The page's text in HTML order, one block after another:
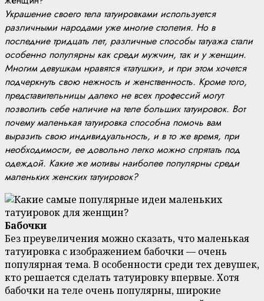
Украшение своего тела татуировками используется
различными народами уже многие столетия. Но в
последние тридцать лет, различные способы татуажа стали
особенно популярны как среди мужчин, так и у женщин.
Многим девушкам нравятся «татушки», и при этом хочется
подчеркнуть свою нежность и женственность. Кроме того,
представительницы далеко не всех профессий могут
позволить себе наличие на теле больших татуировок. Вот
почему маленькая татуировка способна помочь вам
выразить свою индивидуальность, и в то же время, при
необходимости, ее довольно легко можно спрятать под
одеждой. Какие же мотивы наиболее популярны среди
маленьких женских татуировок?
Бабочки
Без преувеличения можно сказать, что маленькая
татуировка с изображением бабочки — очень
популярная тема. В особенности среди тех девушек,
кто решается сделать татуировку впервые. Хотя
бабочки на теле очень популярны, широкие